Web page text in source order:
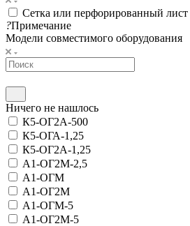
Сетка или перфорированный лист
?Примечание
Модели совместимого оборудования
Ничего не нашлось
К5-ОГ2А-500
К5-ОГА-1,25
К5-ОГ2А-1,25
А1-ОГ2М-2,5
А1-ОГМ
А1-ОГ2М
А1-ОГМ-5
А1-ОГ2М-5